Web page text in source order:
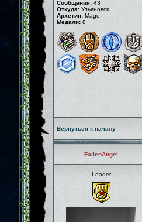
Сообщения: 43
Откуда: Ульяновск
Архетип: Mage
Медали: 8
Вернуться к началу
FallenAngel
Leader